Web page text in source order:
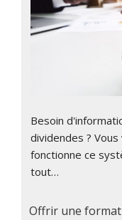
Besoin
dividendes ?
fonctionne ce
tout…
Offrir une